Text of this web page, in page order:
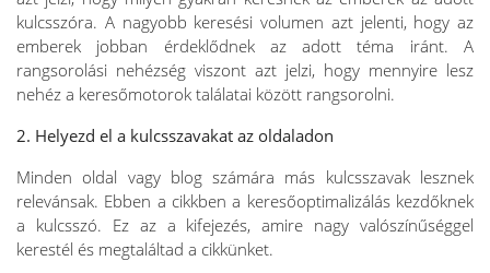
kulcsszóra. A nagyobb keresési volumen azt jelenti, hogy az
emberek jobban érdeklődnek az adott téma iránt. A
rangsorolási nehézség viszont azt jelzi, hogy mennyire lesz
nehéz a keresőmotorok találatai között rangsorolni.
2. Helyezd el a kulcsszavakat az oldaladon
Minden oldal vagy blog számára más kulcsszavak lesznek
relevánsak. Ebben a cikkben a keresőoptimalizálás kezdőknek
a kulcsszó. Ez az a kifejezés, amire nagy valószínűséggel
kerestél és megtaláltad a cikkünket.